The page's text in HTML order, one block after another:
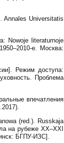
Annales Universitatis
Nowoje literaturnoje
е. Москва:
Режим доступа:
Проблема
впечатления
(red.). Russkaja
на рубеже XX–XXI
БГПУ-ИЗС].